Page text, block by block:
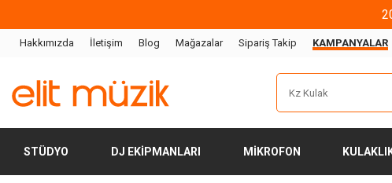
Hakkımızda İletişim Blog Mağazalar Sipariş Takip KAMPANYALAR
STÜDYO DJ EKIPMANLARI MIKROFON